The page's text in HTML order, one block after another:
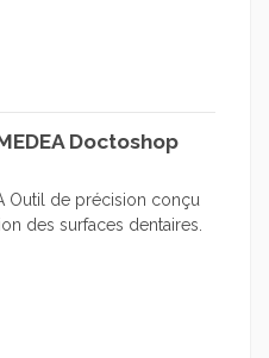
Doctoshop
Outil de précision conçu
des surfaces dentaires.